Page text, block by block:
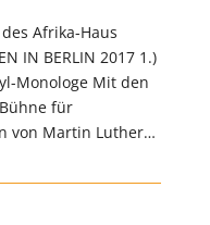
Afrika-Haus
IN BERLIN 2017 1.)
Monologe Mit den
für
von Martin Luther…